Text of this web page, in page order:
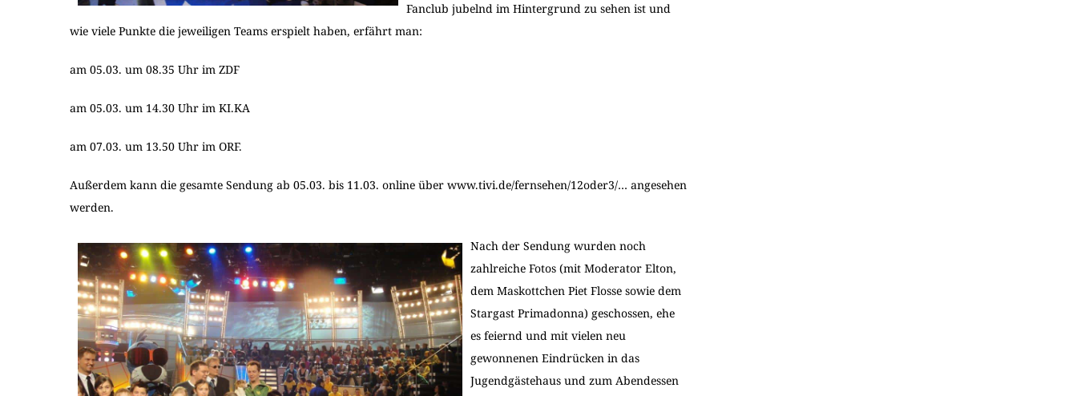
Fanclub jubelnd im Hintergrund zu sehen ist und
wie viele Punkte die jeweiligen Teams erspielt haben, erfährt man:
am 05.03. um 08.35 Uhr im ZDF
am 05.03. um 14.30 Uhr im KI.KA
am 07.03. um 13.50 Uhr im ORF.
Außerdem kann die gesamte Sendung ab 05.03. bis 11.03. online über www.tivi.de/fernsehen/12oder3/… angesehen
werden.
Nach der Sendung wurden noch
zahlreiche Fotos (mit Moderator Elton,
dem Maskottchen Piet Flosse sowie dem
Stargast Primadonna) geschossen, ehe
es feiernd und mit vielen neu
gewonnenen Eindrücken in das
Jugendgästehaus und zum Abendessen